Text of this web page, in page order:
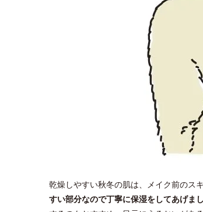
乾燥しやすい秋冬の肌は、メイク前のス
すい部分なので丁寧に保湿をしてあげまし